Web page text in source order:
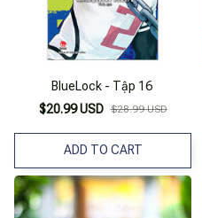
BlueLock - Tập 16
$20.99 USD $28.99 USD
ADD TO CART